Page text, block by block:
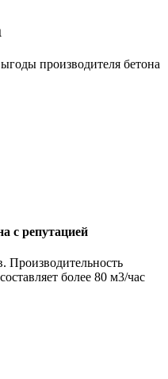
производителя бетона
с репутацией
Производительность
более 80 м3/час